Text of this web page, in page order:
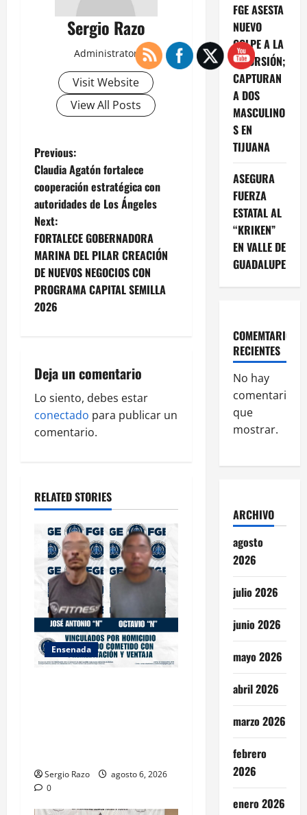
Sergio Razo
Administrator
Visit Website
View All Posts
P
o
s
t
n
a
i
g
a
t
o
Previous:
Claudia Agatón fortalece
cooperación estratégica con
autoridades de Los Ángeles
Next:
FORTALECE GOBERNADORA
MARINA DEL PILAR CREACIÓN
DE NUEVOS NEGOCIOS CON
PROGRAMA CAPITAL SEMILLA
2026
Deja un comentario
Lo siento, debes estar
conectado para publicar un
comentario.
RELATED STORIES
Ensenada
Sergio Razo
agosto 6, 2026
0
FGE ASESTA
NUEVO
GOLPE A LA
EXTORSIÓN;
CAPTURAN
A DOS
MASCULINO
S EN
TIJUANA
ASEGURA
FUERZA
ESTATAL AL
“KRIKEN”
EN VALLE DE
GUADALUPE
COMEMTARIOS
RECIENTES
No hay
comentarios
que
mostrar.
ARCHIVO
agosto
2026
julio 2026
junio 2026
mayo 2026
abril 2026
marzo 2026
febrero
2026
enero 2026